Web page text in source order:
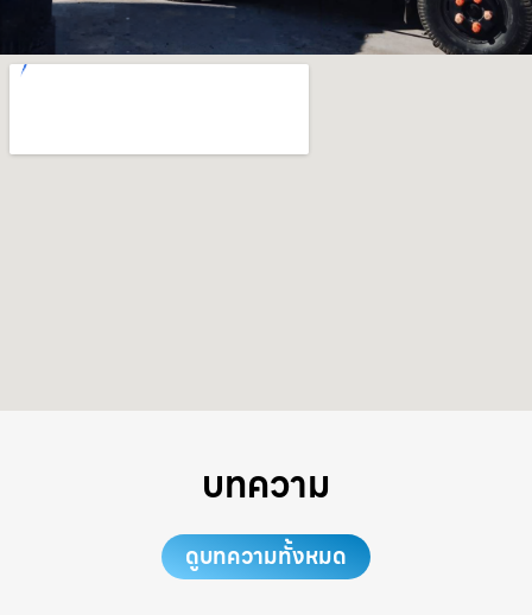
บทความ
ดูบทความทั้งหมด